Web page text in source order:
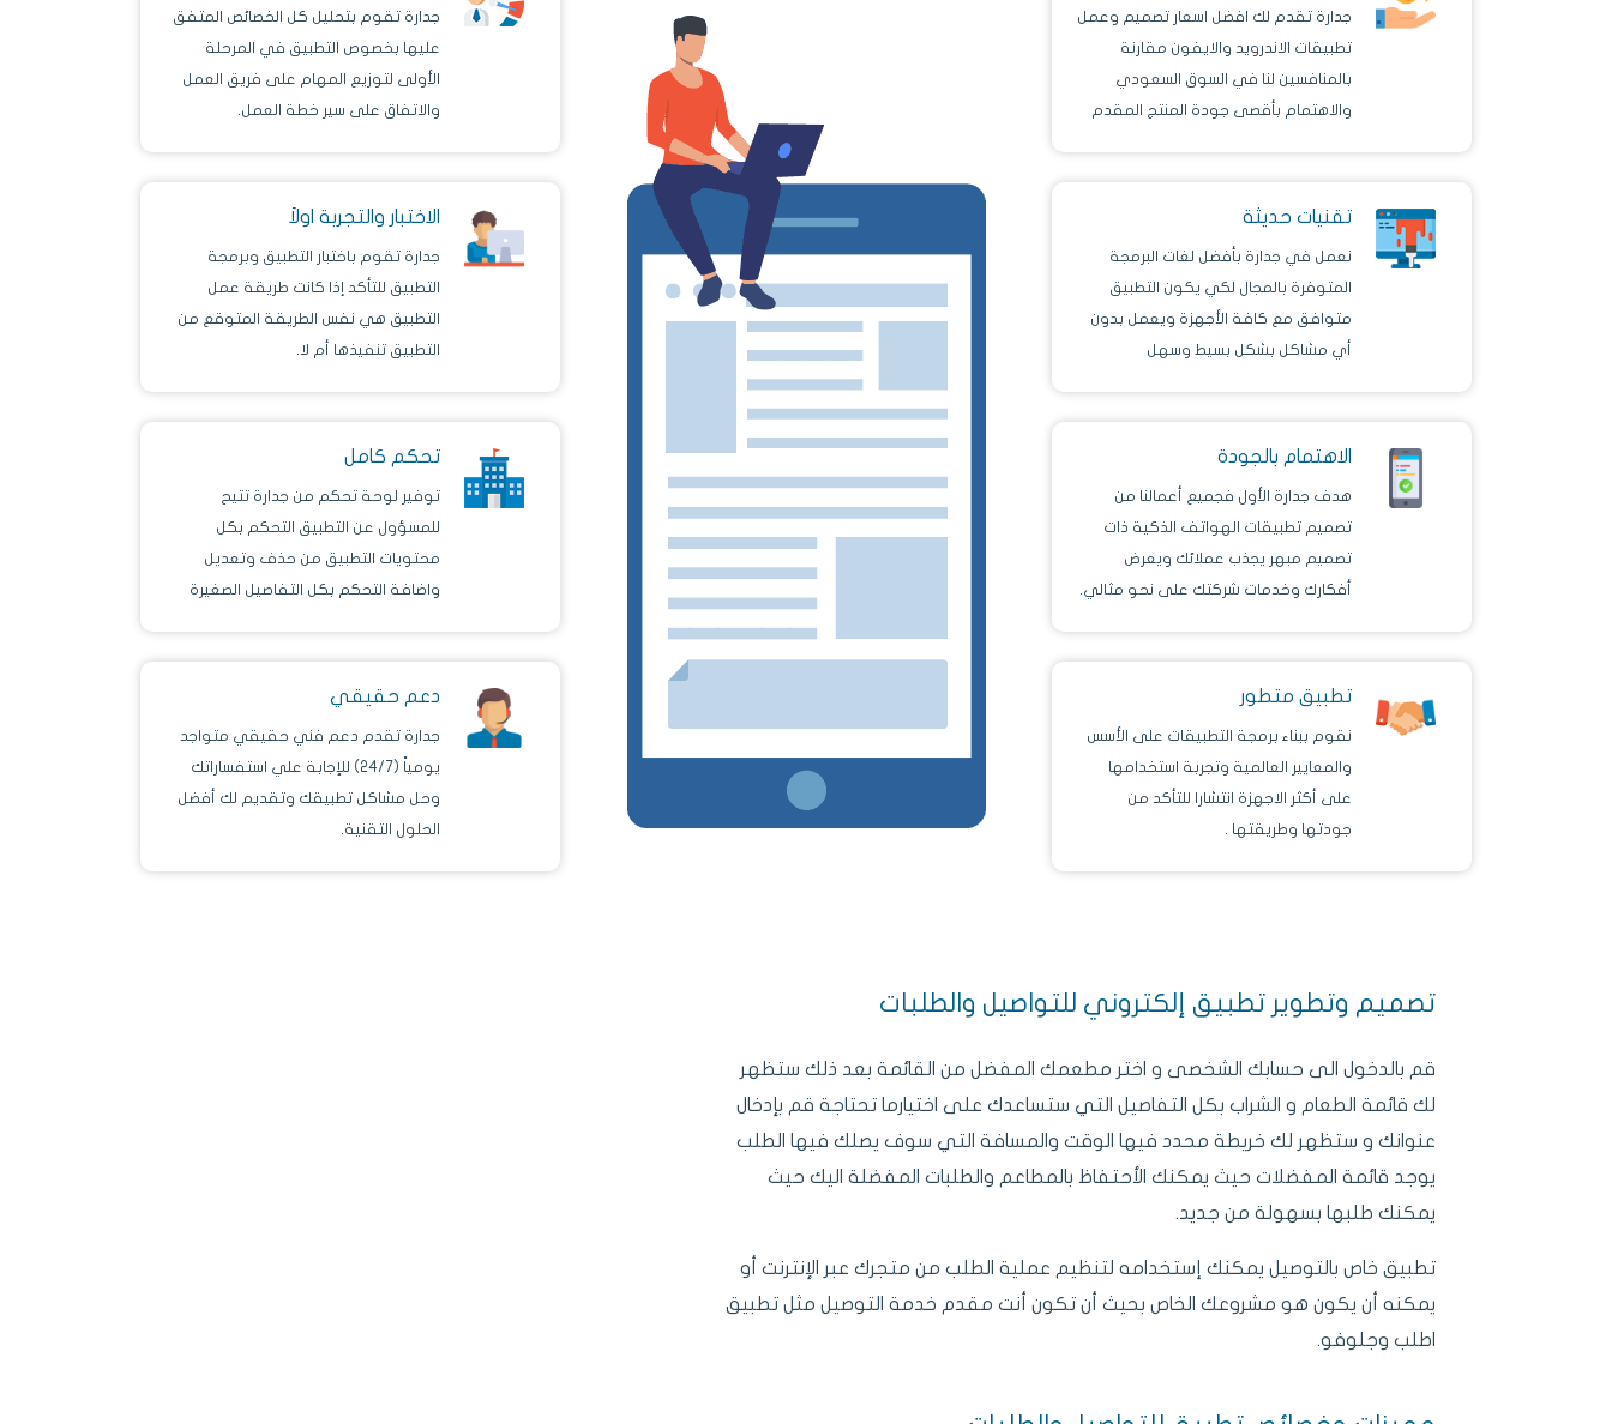
جدارة تقدم لك افضل اسعار تصميم وعمل
تطبيقات الاندرويد والايفون مقارنة
بالمنافسين لنا في السوق السعودي
والاهتمام بأقصى جودة المنتج المقدم
تقنيات حديثة
نعمل في جدارة بأفضل لغات البرمجة
المتوفرة بالمجال لكي يكون التطبيق
متوافق مع كافة الأجهزة ويعمل بدون
أي مشاكل بشكل بسيط وسهل
الاهتمام بالجودة
هدف جدارة الأول فجميع أعمالنا من
تصميم تطبيقات الهواتف الذكية ذات
تصميم مبهر يجذب عملائك ويعرض
أفكارك وخدمات شركتك على نحو مثالي.
تطبيق متطور
نقوم ببناء برمجة التطبيقات على الأسس
والمعايير العالمية وتجربة استخدامها
على أكثر الاجهزة انتشارا للتأكد من
جودتها وطريقتها .
جدارة تقوم بتحليل كل الخصائص المتفق
عليها بخصوص التطبيق في المرحلة
الأولى لتوزيع المهام على فريق العمل
والاتفاق على سير خطة العمل.
الاختبار والتجربة اولاَ
جدارة تقوم باختبار التطبيق وبرمجة
التطبيق للتأكد إذا كانت طريقة عمل
التطبيق هي نفس الطريقة المتوقع من
التطبيق تنفيذها أم لا.
تحكم كامل
توفير لوحة تحكم من جدارة تتيح
للمسؤول عن التطبيق التحكم بكل
محتويات التطبيق من حذف وتعديل
واضافة التحكم بكل التفاصيل الصغيرة
دعم حقيقي
جدارة تقدم دعم فني حقيقي متواجد
يومياً (24/7) للإجابة علي استفساراتك
وحل مشاكل تطبيقك وتقديم لك أفضل
الحلول التقنية.
قم بالدخول الى حسابك الشخصى و اختر مطعمك المفضل من القائمة بعد ذلك ستظهر
لك قائمة الطعام و الشراب بكل التفاصيل التي ستساعدك على اختيارما تحتاجة قم بإدخال
عنوانك و ستظهر لك خريطة محدد فيها الوقت والمسافة التي سوف يصلك فيها الطلب
يوجد قائمة المفضلات حيث يمكنك الأحتفاظ بالمطاعم والطلبات المفضلة اليك حيث
يمكنك طلبها بسهولة من جديد.
تطبيق خاص بالتوصيل يمكنك إستخدامه لتنظيم عملية الطلب من متجرك عبر الإنترنت أو
يمكنه أن يكون هو مشروعك الخاص بحيث أن تكون أنت مقدم خدمة التوصيل مثل تطبيق
اطلب وجلوفو.